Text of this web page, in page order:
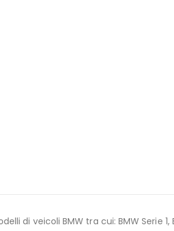
di veicoli BMW tra cui: BMW Serie 1,